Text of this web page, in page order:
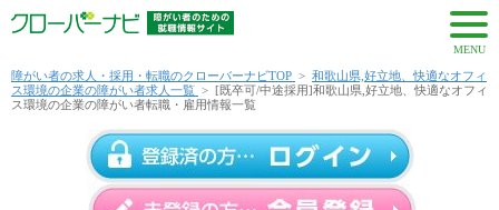
MENU
障がい者の求人・採用・転職のクローバーナビTOP > 和歌山県,好立地、快適なオフィ
ス環境の企業の障がい者求人一覧 > [既卒可/中途採用]和歌山県,好立地、快適なオフィ
ス環境の企業の障がい者転職・雇用情報一覧